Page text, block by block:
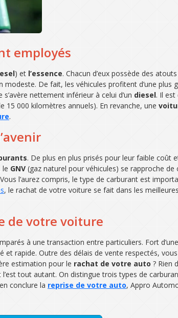
employés
) et l’essence. Chacun d’eux possède des
modeste. De fait, les véhicules profitent d’une plus
nettement inférieur à celui d’un diesel. Il est
000 kilomètres annuels). En revanche, une
.
. De plus en plus prisés pour leur faible coût
le GNV (gaz naturel pour véhicules) se rapproche
l’aurez compris, le type de carburant est
, le rachat de votre voiture se fait dans les
de votre voiture
à une transaction entre particuliers. Fort
rapide. Outre des délais de vente respectés,
estimation pour le rachat de votre auto ? Rien
tout autant. On distingue trois types de
conclure la reprise de votre auto, Appro